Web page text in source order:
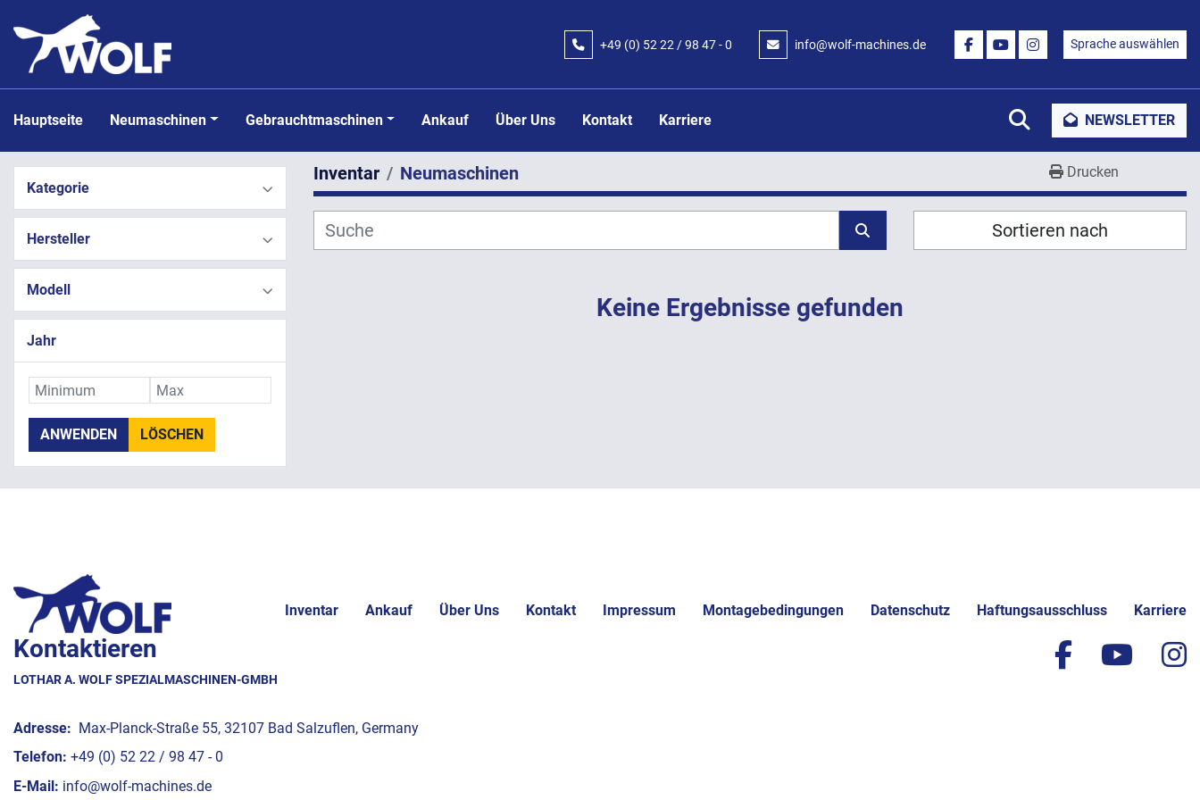
+49 (0) 52 22 / 98 47 - 0 info@wolf-machines.de
FACEBOOK
YOUTUBEINSTAGRAM
Sprache auswählen
Hauptseite Neumaschinen Gebrauchtmaschinen Ankauf Über Uns Kontakt Karriere SucheNEWSLETTER
Kategorie
Hersteller
Modell
Jahr
ANWENDEN LÖSCHEN
Inventar Neumaschinen Drucken
Sortieren nach
Keine Ergebnisse gefunden
Inventar Ankauf Über Uns Kontakt Impressum Montagebedingungen Datenschutz Haftungsausschluss Karriere
Kontaktieren
LOTHAR A. WOLF SPEZIALMASCHINEN-GMBH
Adresse: Max-Planck-Straße 55, 32107 Bad Salzuflen, Germany
Telefon: +49 (0) 52 22 / 98 47 - 0
E-Mail: info@wolf-machines.de
facebook